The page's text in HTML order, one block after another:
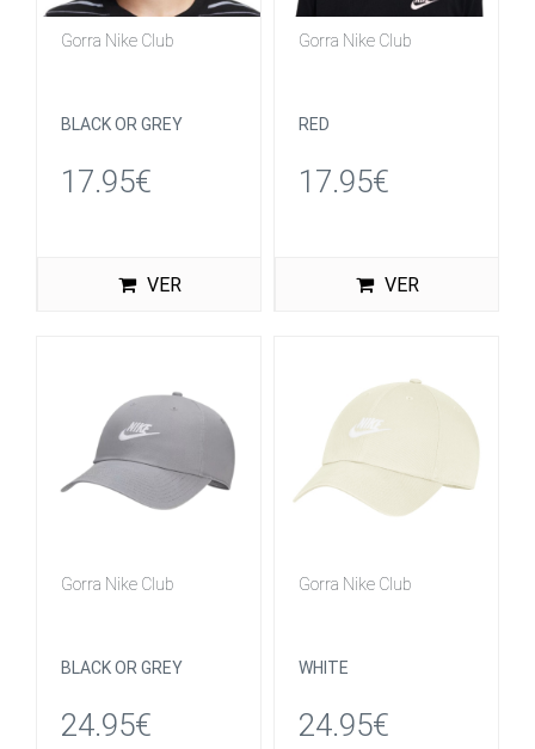
Gorra Nike Club
BLACK OR GREY
17.95€
VER
Gorra Nike Club
RED
17.95€
VER
Gorra Nike Club
BLACK OR GREY
24.95€
Gorra Nike Club
WHITE
24.95€